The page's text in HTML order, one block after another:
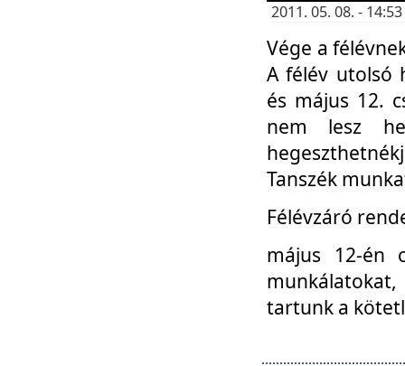
2011. 05. 08. -
Vége a
A félév utolsó
és május 12.
nem lesz
Tanszék
Félévzáró
május 12-én
tartunk a